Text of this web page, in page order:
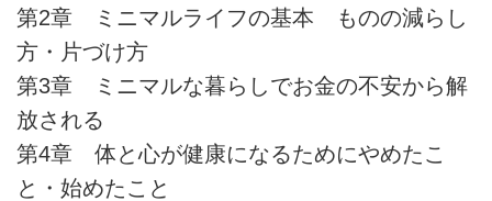
第2章 ミニマルライフの基本 ものの減らし
方・片づけ方
第3章 ミニマルな暮らしでお金の不安から解
放される
第4章 体と心が健康になるためにやめたこ
と・始めたこと